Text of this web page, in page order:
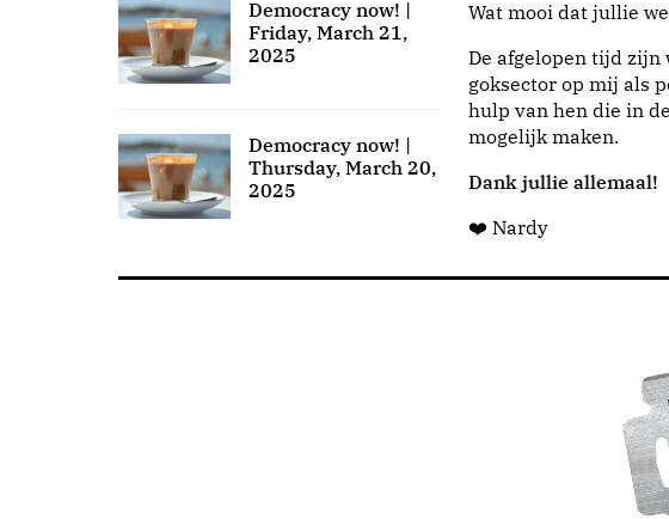
Democracy now! |
Friday, March 21,
2025
Democracy now! |
Thursday, March 20,
2025
Wat mooi dat jullie
De afgelopen tijd zijn
goksector op mij als
hulp van hen die in
mogelijk maken.
Dank jullie allemaal!
❤️ Nardy